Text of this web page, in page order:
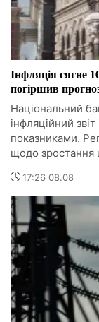
Інфляція сягне
погіршив
Національний
інфляційний
показниками.
щодо зростання
17:26 08.08